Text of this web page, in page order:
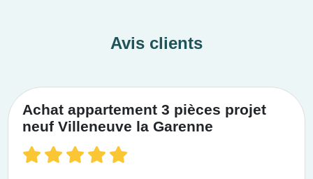
Avis clients
Achat appartement 3 pièces projet
neuf Villeneuve la Garenne